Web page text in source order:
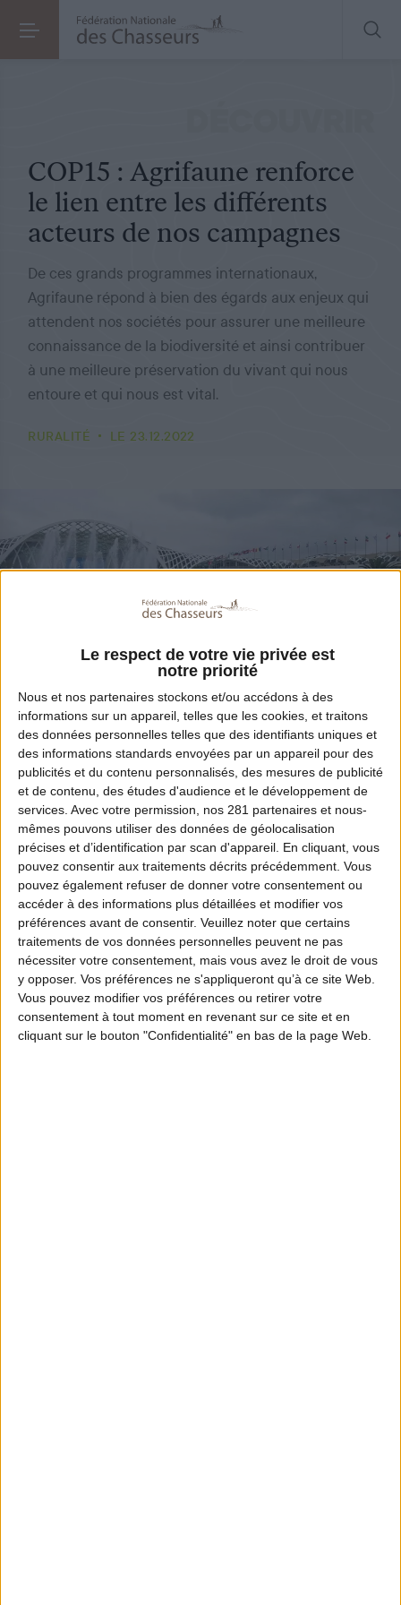
Le respect de votre vie privée est
notre priorité
Nous et nos partenaires stockons et/ou accédons à des
informations sur un appareil, telles que les cookies, et traitons
des données personnelles telles que des identifiants uniques et
des informations standards envoyées par un appareil pour des
publicités et du contenu personnalisés, des mesures de publicité
et de contenu, des études d'audience et le développement de
services. Avec votre permission, nos 281 partenaires et nous-
mêmes pouvons utiliser des données de géolocalisation
précises et d’identification par scan d'appareil. En cliquant, vous
pouvez consentir aux traitements décrits précédemment. Vous
pouvez également refuser de donner votre consentement ou
accéder à des informations plus détaillées et modifier vos
préférences avant de consentir. Veuillez noter que certains
traitements de vos données personnelles peuvent ne pas
nécessiter votre consentement, mais vous avez le droit de vous
y opposer. Vos préférences ne s'appliqueront qu’à ce site Web.
Vous pouvez modifier vos préférences ou retirer votre
consentement à tout moment en revenant sur ce site et en
cliquant sur le bouton "Confidentialité" en bas de la page Web.
RURALITÉ LE 23.12.2022
COP15 : Agrifaune renforce
le lien entre les différents
acteurs de nos campagnes
De ces grands programmes internationaux,
Agrifaune répond à bien des égards aux enjeux qui
attendent nos sociétés pour assurer une meilleure
connaissance de la biodiversité et ainsi contribuer
à une meilleure préservation du vivant qui nous
entoure et qui nous est vital.
RURALITÉ LE 23.12.2022
Partager
Pour la quinzième fois, la "conférence des
parties" s'est réunit à Montréal du 7 au 19
décembre 2022 pour trouver des solutions
internationales face au déclin de la
biodiversité, toujours plus alarmant. Cette
réunion des 180 parties a pour objectif de
valider une nouvelle convention cadre pour